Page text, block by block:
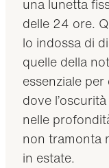
una lunetta
delle 24 ore.
lo indossa di
quelle della
essenziale
dove
nelle
non tramonta
in estate.